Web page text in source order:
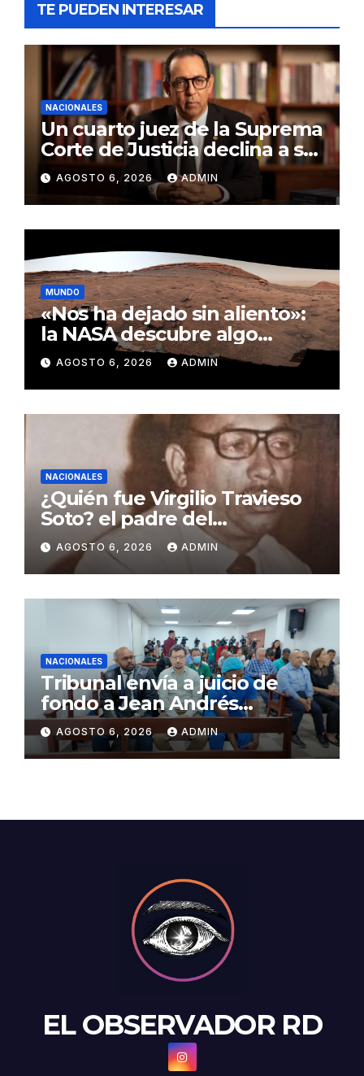
TE PUEDEN INTERESAR
NACIONALES
Un cuarto juez de la Suprema
Corte de Justicia declina a ser
evaluado por el CNM
AGOSTO 6, 2026 ADMIN
MUNDO
«Nos ha dejado sin aliento»:
la NASA descubre algo
insólito en Marte
AGOSTO 6, 2026 ADMIN
NACIONALES
¿Quién fue Virgilio Travieso
Soto? el padre del
baloncesto dominicano
AGOSTO 6, 2026 ADMIN
NACIONALES
Tribunal envía a juicio de
fondo a Jean Andrés
Pumarol y tres meses de
prisión preventiva
AGOSTO 6, 2026 ADMIN
EL OBSERVADOR RD